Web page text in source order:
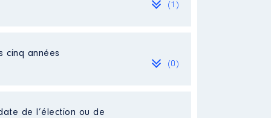
(1)
cinq années
(0)
de l’élection ou de